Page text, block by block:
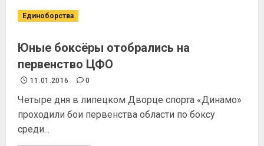
Единоборства
Юные боксёры отобрались на
первенство ЦФО
11.01.2016 0
Четыре дня в липецком Дворце спорта «Динамо»
проходили бои первенства области по боксу
среди...